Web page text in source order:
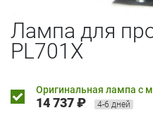
Лампа для
PL701X
Оригинальная лампа с
14 737 ₽ 4-6 дней